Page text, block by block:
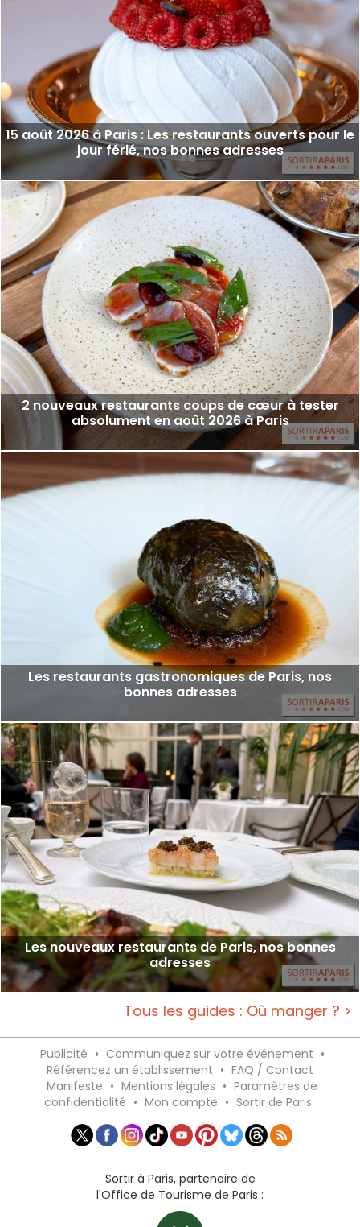
15 août 2026 à Paris : Les restaurants ouverts pour le
jour férié, nos bonnes adresses
2 nouveaux restaurants coups de cœur à tester
absolument en août 2026 à Paris
Les restaurants gastronomiques de Paris, nos
bonnes adresses
Les nouveaux restaurants de Paris, nos bonnes
adresses
Tous les guides : Où manger ? >
Publicité • Communiquez sur votre événement •
Référencez un établissement • FAQ / Contact
Manifeste • Mentions légales • Paramètres de
confidentialité • Mon compte • Sortir de Paris
Sortir à Paris, partenaire de
l'Office de Tourisme de Paris :